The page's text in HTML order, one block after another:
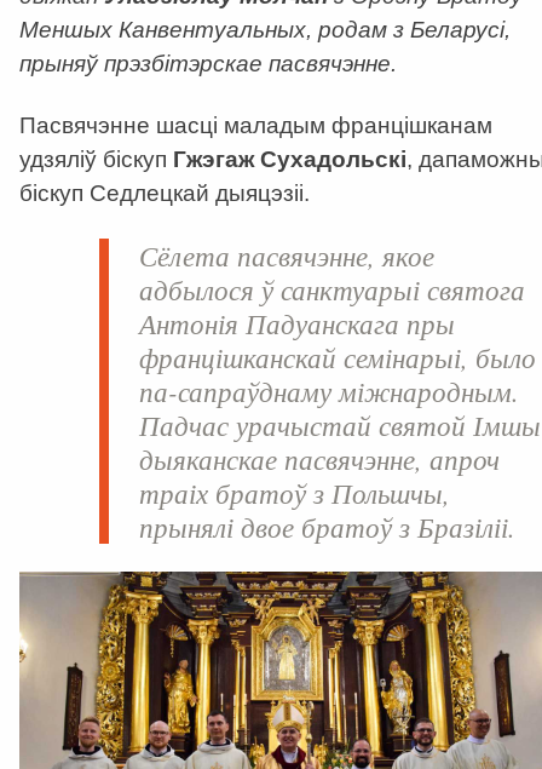
Меншых Канвентуальных, родам з Беларусі,
прыняў прэзбітэрскае пасвячэнне.
Пасвячэнне шасці маладым францішканам
удзяліў біскуп Гжэгаж Сухадольскі,
біскуп Седлецкай дыяцэзіі.
Сёлета пасвячэнне, якое
адбылося ў санктуарыі святога
Антонія Падуанскага пры
францішканскай семінарыі, было
па-сапраўднаму міжнародным.
Падчас урачыстай святой Імшы
дыяканскае пасвячэнне, апроч
траіх братоў з Польшчы,
прынялі двое братоў з Бразіліі.